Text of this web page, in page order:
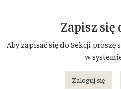
Zapisz się
Aby zapisać się do Sekcji
w
Zaloguj się